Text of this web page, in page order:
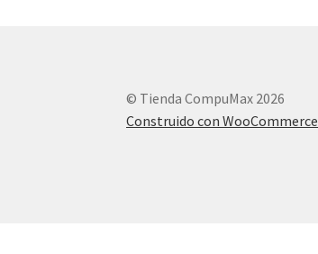
© Tienda CompuMax 2026
Construido con WooCommerce